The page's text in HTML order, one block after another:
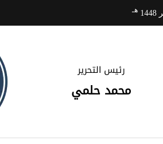
هـ
رئيس التحرير
محمد حلمي